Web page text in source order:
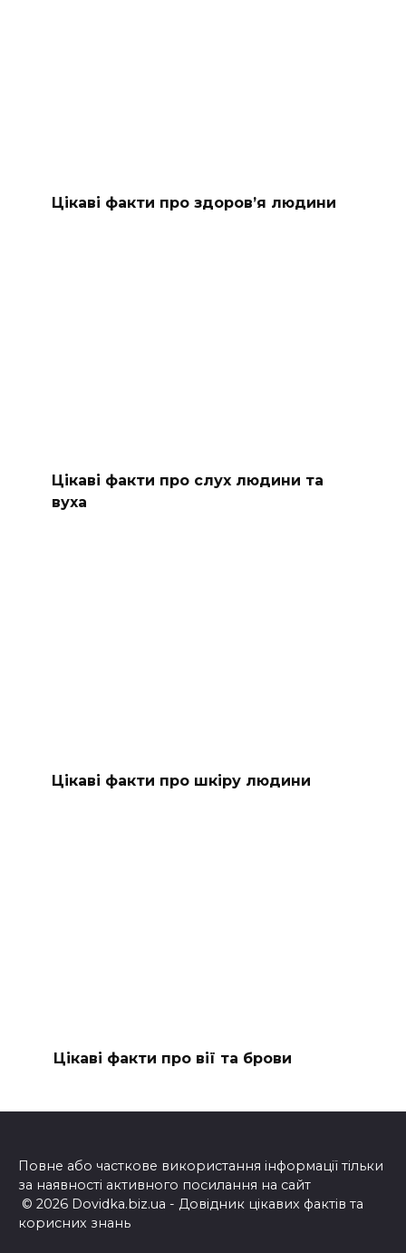
Цікаві факти про здоров’я людини
Цікаві факти про слух людини та
вуха
Цікаві факти про шкіру людини
Цікаві факти про вії та брови
Повне або часткове використання інформації тільки
за наявності активного посилання на сайт
© 2026 Dovidka.biz.ua - Довідник цікавих фактів та
корисних знань